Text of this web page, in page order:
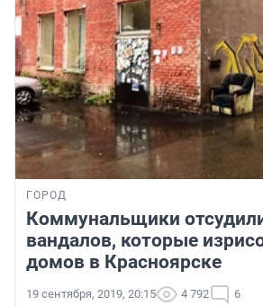
ГОРОД
Коммунальщики
вандалов, которые
домов в Красноярске
19 сентября, 2019, 20:15 4 792 6